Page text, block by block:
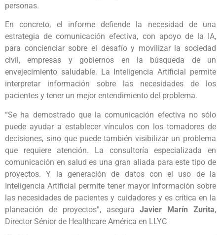
personas.
En concreto, el informe defiende la necesidad de una
estrategia de comunicación efectiva, con apoyo de la IA,
para concienciar sobre el desafío y movilizar la sociedad
civil, empresas y gobiernos en la búsqueda de un
envejecimiento saludable. La Inteligencia Artificial permite
interpretar información sobre las necesidades de los
pacientes y tener un mejor entendimiento del problema.
“Se ha demostrado que la comunicación efectiva no sólo
puede ayudar a establecer vínculos con los tomadores de
decisiones, sino que puede también visibilizar un problema
que requiere atención. La consultoría especializada en
comunicación en salud es una gran aliada para este tipo de
proyectos. Y la generación de datos con el uso de la
Inteligencia Artificial permite tener mayor información sobre
las necesidades de pacientes y cuidadores y es crítica en la
planeación de proyectos”, asegura Javier Marín Zurita,
Director Sénior de Healthcare América en LLYC